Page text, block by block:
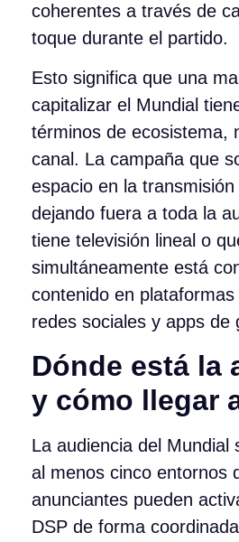
coherentes a través de
toque durante el partido.
Esto significa que una
capitalizar el Mundial
términos de ecosistema,
canal. La campaña que
espacio en la
dejando fuera a toda la
tiene televisión lineal o
simultáneamente está
contenido en
redes sociales y apps de
Dónde está la
y cómo llegar
La audiencia del Mundial
al menos cinco entornos
anunciantes pueden
DSP de forma